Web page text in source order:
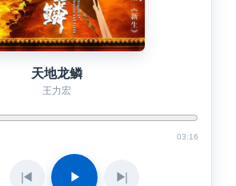
天地龙鳞
王力宏
03:16
◀ ▶ ▶